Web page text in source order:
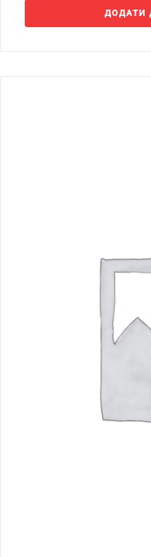
ДОДАТИ